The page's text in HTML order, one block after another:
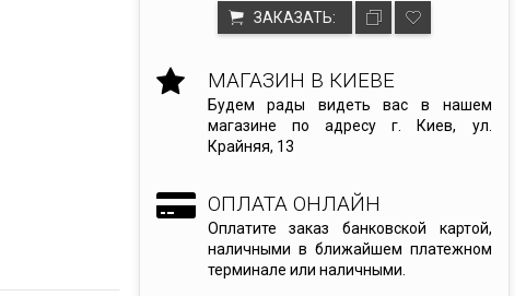
ЗАКАЗАТЬ:
МАГАЗИН В КИЕВЕ
Будем рады видеть вас в нашем
магазине по адресу г. Киев, ул.
Крайняя, 13
ОПЛАТА ОНЛАЙН
Оплатите заказ банковской картой,
наличными в ближайшем платежном
терминале или наличными.